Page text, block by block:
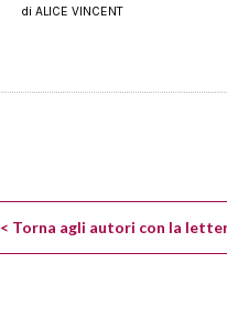
di ALICE VINCENT
< Torna agli autori con la